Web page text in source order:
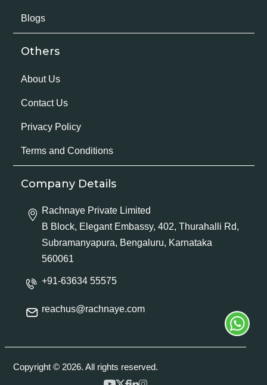
Blogs
Others
About Us
Contact Us
Privacy Policy
Terms and Conditions
Company Details
Rachnaye Private Limited
B Block, Elegant Embassy, 402, Thurahalli Rd,
Subramanyapura, Bengaluru, Karnataka
560061
+91-63634 55575
reachus@rachnaye.com
Copyright © 2026. All rights reserved.